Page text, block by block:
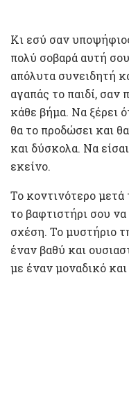
Κι εσύ σαν
πολύ σοβαρά αυτή
απόλυτα συνειδητή
αγαπάς το παιδί, σαν
κάθε βήμα. Να ξέρει
θα το προδώσει και
και δύσκολα. Να
εκείνο.
Το κοντινότερο
το βαφτιστήρι σου να
σχέση. Το μυστήριο
έναν βαθύ και
με έναν μοναδικό